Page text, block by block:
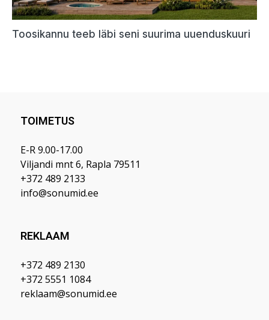
TOIMETUS
E-R 9.00-17.00
Viljandi mnt 6, Rapla 79511
+372 489 2133
info@sonumid.ee
REKLAAM
+372 489 2130
+372 5551 1084
reklaam@sonumid.ee